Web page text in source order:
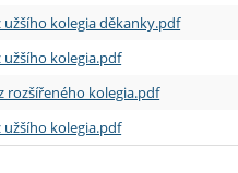
užšího kolegia děkanky.pdf
užšího kolegia.pdf
rozšířeného kolegia.pdf
užšího kolegia.pdf